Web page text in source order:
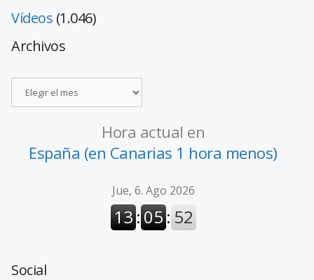
Vídeos (1.046)
Archivos
Hora actual en
España (en Canarias 1 hora menos)
Social